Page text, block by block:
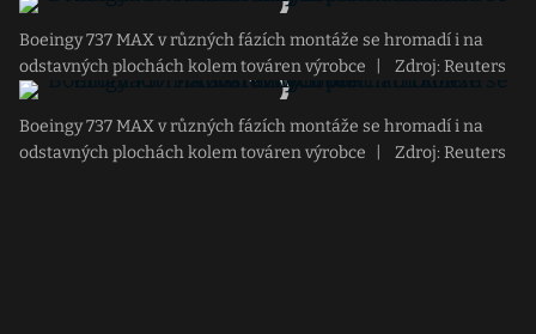
Boeingy 737 MAX v různých fázích montáže se hromadí i na
odstavných plochách kolem továren výrobce
Zdroj: Reuters
Boeingy 737 MAX v různých fázích montáže se hromadí i na
odstavných plochách kolem továren výrobce
Zdroj: Reuters